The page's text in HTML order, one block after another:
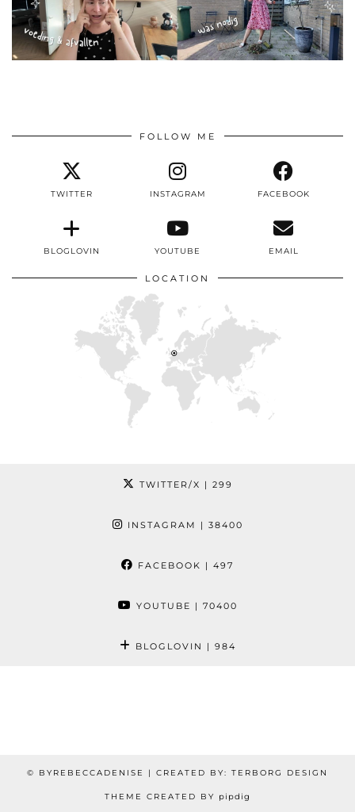
FOLLOW ME
TWITTER INSTAGRAM FACEBOOK
BLOGLOVIN YOUTUBE EMAIL
LOCATION
TWITTER/X | 299
INSTAGRAM | 38400
FACEBOOK | 497
YOUTUBE | 70400
BLOGLOVIN | 984
© BYREBECCADENISE | CREATED BY: TERBORG DESIGN
THEME CREATED BY pipdig